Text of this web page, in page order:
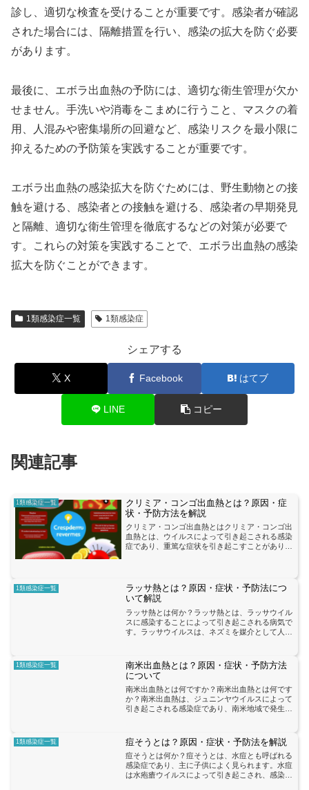
診し、適切な検査を受けることが重要です。感染者が確認
された場合には、隔離措置を行い、感染の拡大を防ぐ必要
があります。
最後に、エボラ出血熱の予防には、適切な衛生管理が欠か
せません。手洗いや消毒をこまめに行うこと、マスクの着
用、人混みや密集場所の回避など、感染リスクを最小限に
抑えるための予防策を実践することが重要です。
エボラ出血熱の感染拡大を防ぐためには、野生動物との接
触を避ける、感染者との接触を避ける、感染者の早期発見
と隔離、適切な衛生管理を徹底するなどの対策が必要で
す。これらの対策を実践することで、エボラ出血熱の感染
拡大を防ぐことができます。
1類感染症一覧 1類感染症
シェアする
X Facebook はてブ
LINE コピー
関連記事
1類感染症一覧
クリミア・コンゴ出血熱とは？原因・症
状・予防方法を解説
クリミア・コンゴ出血熱とはクリミア・コンゴ出
血熱とは、ウイルスによって引き起こされる感染
症であり、重篤な症状を引き起こすことがありま
1類感染症一覧
ラッサ熱とは？原因・症状・予防法につ
いて解説
ラッサ熱とは何か？ラッサ熱とは、ラッサウイル
スに感染することによって引き起こされる病気で
す。ラッサウイルスは、ネズミを媒介として人に
に上るとされています...
1類感染症一覧
南米出血熱とは？原因・症状・予防方法
について
南米出血熱とは何ですか？南米出血熱とは何です
か？南米出血熱は、ジュニンヤウイルスによって
引き起こされる感染症であり、南米地域で発生し
見られます。南米出血...
1類感染症一覧 痘そうとは？原因・症状・予防法を解説
痘そうとは何か？痘そうとは、水痘とも呼ばれる
感染症であり、主に子供によく見られます。水痘
は水疱瘡ウイルスによって引き起こされ、感染力